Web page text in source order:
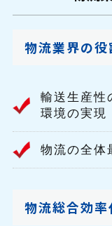
物流業界の役
輸送生産性
環境の実現
物流の全体
物流総合効率